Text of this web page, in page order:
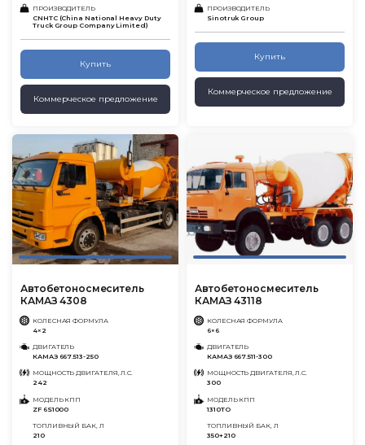
ПРОИЗВОДИТЕЛЬ
CNHTC (China National Heavy Duty
Truck Group Company Limited)
Купить
Коммерческое предложение
ПРОИЗВОДИТЕЛЬ
Sinotruk Group
Купить
Коммерческое предложение
Автобетоносмеситель
КАМАЗ 4308
КОЛЕСНАЯ ФОРМУЛА
4×2
ДВИГАТЕЛЬ
КАМАЗ 667.513-250
МОЩНОСТЬ ДВИГАТЕЛЯ, Л.С.
242
МОДЕЛЬ КПП
ZF 6S1000
ТОПЛИВНЫЙ БАК, Л
210
Автобетоносмеситель
КАМАЗ 43118
КОЛЕСНАЯ ФОРМУЛА
6×6
ДВИГАТЕЛЬ
КАМАЗ 667.511-300
МОЩНОСТЬ ДВИГАТЕЛЯ, Л.С.
300
МОДЕЛЬ КПП
1310ТО
ТОПЛИВНЫЙ БАК, Л
350+210